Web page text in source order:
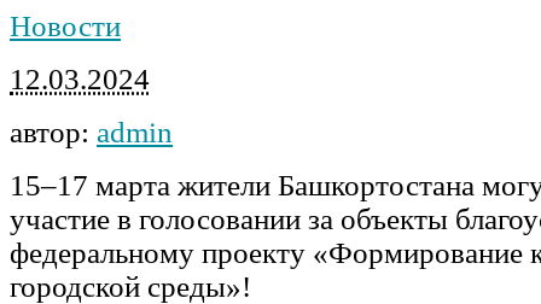
Новости
12.03.2024
автор: admin
15–17 марта жители Башкортостана
участие в голосовании за объекты
федеральному проекту «Формирование
городской среды»!